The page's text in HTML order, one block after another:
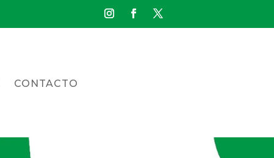
CONTACTO